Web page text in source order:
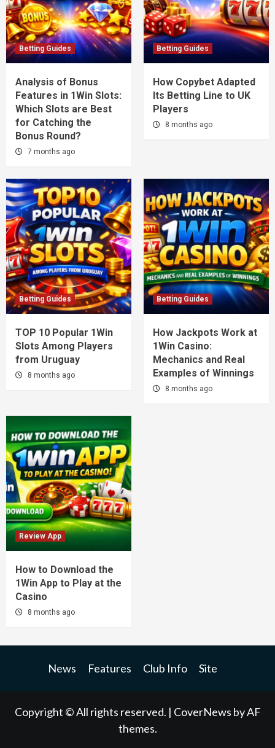
Betting Guides
Analysis of Bonus
Features in 1Win Slots:
Which Slots are Best
for Catching the
Bonus Round?
7 months ago
Betting Guides
How Copybet Adapted
Its Betting Line to UK
Players
8 months ago
Betting Guides
TOP 10 Popular 1Win
Slots Among Players
from Uruguay
8 months ago
Betting Guides
How Jackpots Work at
1Win Casino:
Mechanics and Real
Examples of Winnings
8 months ago
Review App
How to Download the
1Win App to Play at the
Casino
8 months ago
News Features Club Info Site
Copyright © All rights reserved. | CoverNews by AF
themes.